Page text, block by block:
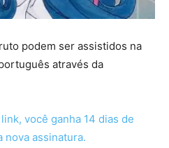
podem ser assistidos na
através da
você ganha 14 dias de
nova assinatura.